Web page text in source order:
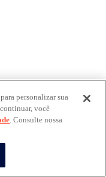
personalizar sua
você
. Consulte nossa